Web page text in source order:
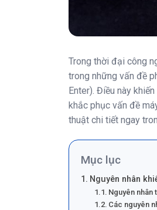
Trong thời đại công
trong những vấn đề
Enter). Điều này
khắc phục vấn đề
thuật chi tiết ngay
Mục lục
Nguyên nhân
Nguyên nhân
Các nguyên